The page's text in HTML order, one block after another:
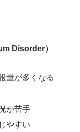
Disorder）
量が多くなる
が苦手
やすい